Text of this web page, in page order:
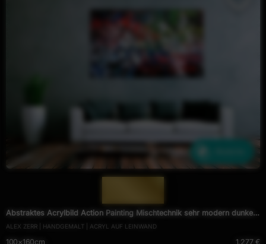
Abstraktes Acrylbild Action Painting Mischtechnik sehr modern dunkel
und bunt
ALEX ZERR | HANDGEMALT | ACRYL AUF LEINWAND
100×160cm 1.277 €